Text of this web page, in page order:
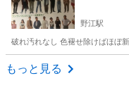
野江駅
破れ汚れなし 色褪せ除けばほぼ
大阪 大阪市
もっと見る